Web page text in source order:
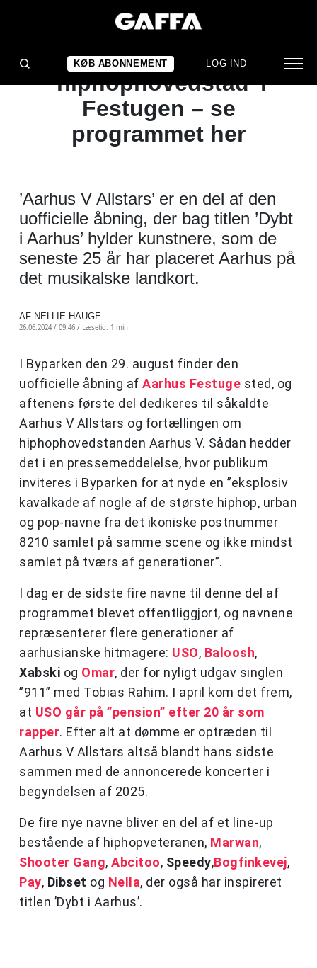
KØB ABONNEMENT LOG IND
NYHED
Aarhus V hyldes som
’hiphophovedstad’ i
Festugen – se
programmet her
’Aarhus V Allstars’ er en del af den
uofficielle åbning, der bag titlen ’Dybt
i Aarhus’ hylder kunstnere, som de
seneste 25 år har placeret Aarhus på
det musikalske landkort.
AF NELLIE HAUGE
26.06.2024 / 09:46 / Læsetid: 1 min
I Byparken den 29. august finder den
uofficielle åbning af Aarhus Festuge sted, og
aftenens første del dedikeres til såkaldte
Aarhus V Allstars og fortællingen om
hiphophovedstanden Aarhus V. Sådan hedder
det i en pressemeddelelse, hvor publikum
inviteres i Byparken for at nyde en ”eksplosiv
kavalkade af nogle af de største hiphop, urban
og pop-navne fra det ikoniske postnummer
8210 samlet på samme scene og ikke mindst
samlet på tværs af generationer”.
I dag er de sidste fire navne til denne del af
programmet blevet offentliggjort, og navnene
repræsenterer flere generationer af
aarhusianske hitmagere: USO, Baloosh,
Xabski og Omar, der for nyligt udgav singlen
”911” med Tobias Rahim. I april kom det frem,
at USO går på ”pension” efter 20 år som
rapper. Efter alt at dømme er optræden til
Aarhus V Allstars altså blandt hans sidste
sammen med de annoncerede koncerter i
begyndelsen af 2025.
De fire nye navne bliver en del af et line-up
bestående af hiphopveteranen, Marwan,
Shooter Gang, Abcitoo, Speedy,Bogfinkevej,
Pay, Dibset og Nella, der også har inspireret
titlen ’Dybt i Aarhus’.